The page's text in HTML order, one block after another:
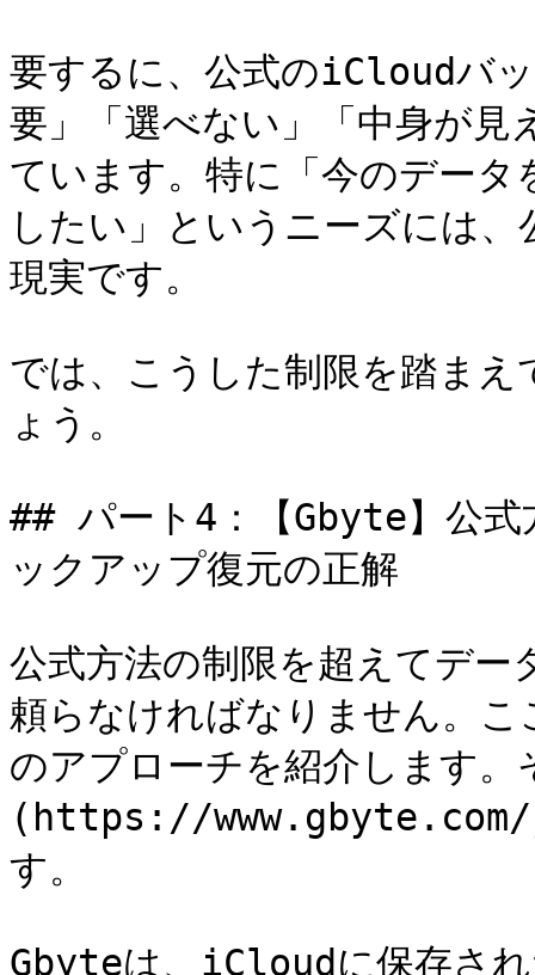
要するに、公式のiCloudバ
要」「選べない」「中身が見
ています。特に「今のデー
したい」というニーズには
現実です。
では、こうした制限を踏ま
ょう。
## パート4：【Gbyte】公
ックアップ復元の正解
公式方法の制限を超えてデー
頼らなければなりません。
のアプローチを紹介します
(https://
す。
Gbyteは、iCloudに保存され